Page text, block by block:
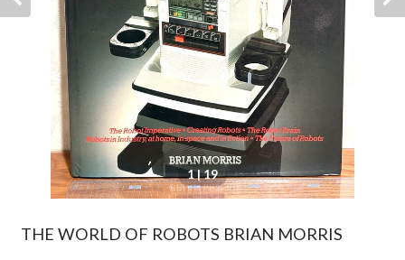
1| 19
THE WORLD OF ROBOTS BRIAN MORRIS